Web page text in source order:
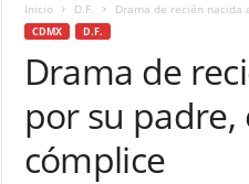
Inicio D.F. Drama de recién nacida
CDMX D.F.
Drama de
por su padre,
cómplice